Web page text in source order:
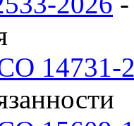
14731-